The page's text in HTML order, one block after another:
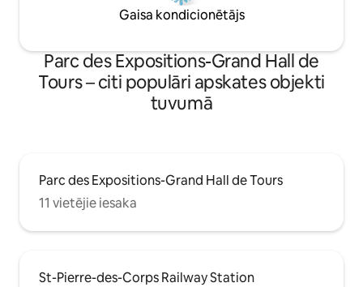
Gaisa kondicionētājs
Parc des Expositions-Grand Hall de
Tours – citi populāri apskates objekti
tuvumā
Parc des Expositions-Grand Hall de Tours
11 vietējie iesaka
St-Pierre-des-Corps Railway Station